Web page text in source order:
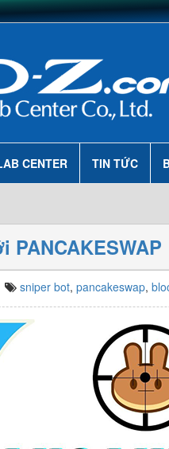
CENTER TIN TỨC
PANCAKESWAP
sniper bot, pancakeswap,